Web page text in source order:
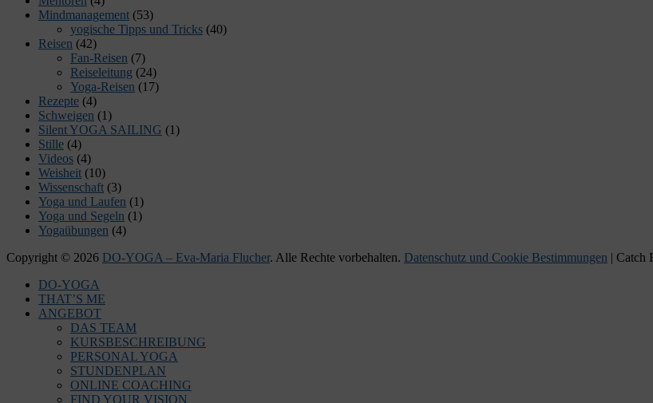
Mindmanagement (53)
yogische Tipps und Tricks (40)
Reisen (42)
Fan-Reisen (7)
Reiseleitung (24)
Yoga-Reisen (17)
Rezepte (4)
Schweigen (1)
Silent YOGA SAILING (1)
Stille (4)
Videos (4)
Weisheit (10)
Wissenschaft (3)
Yoga und Laufen (1)
Yoga und Segeln (1)
Yogaübungen (4)
Copyright © 2026 DO-YOGA – Eva-Maria Flucher. Alle Rechte vorbehalten. Datenschutz und Cookie Bestimmungen | Catch
oben
scrollen
DO-YOGA
THAT’S ME
ANGEBOT
DAS TEAM
KURSBESCHREIBUNG
PERSONAL YOGA
STUNDENPLAN
ONLINE COACHING
FIND YOUR VISION